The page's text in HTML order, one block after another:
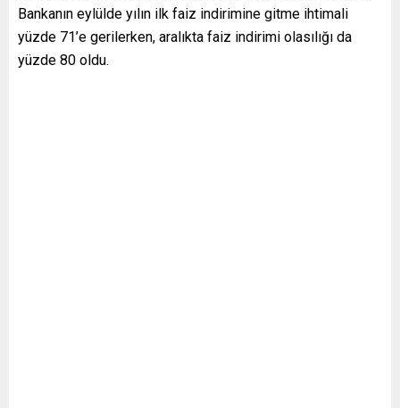
Bankanın eylülde yılın ilk faiz indirimine gitme ihtimali
yüzde 71’e gerilerken, aralıkta faiz indirimi olasılığı da
yüzde 80 oldu.